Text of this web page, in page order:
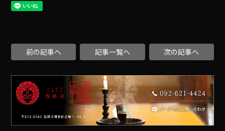
前の記事へ 記事一覧へ 次の記事へ